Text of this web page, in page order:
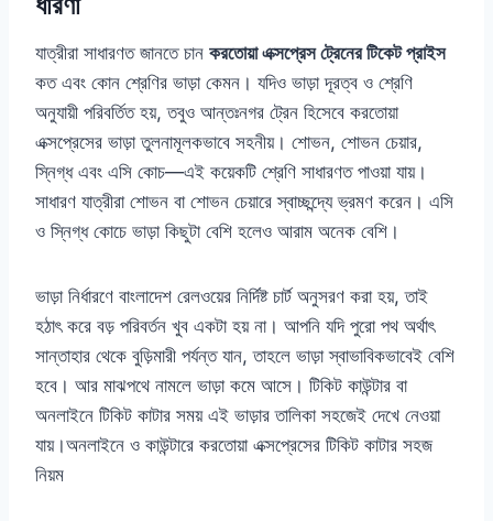
যাত্রীরা সাধারণত জানতে চান করতোয়া এক্সপ্রেস ট্রেনের টিকেট প্রাইস
কত এবং কোন শ্রেণির ভাড়া কেমন। যদিও ভাড়া দূরত্ব ও শ্রেণি
অনুযায়ী পরিবর্তিত হয়, তবুও আন্তঃনগর ট্রেন হিসেবে করতোয়া
এক্সপ্রেসের ভাড়া তুলনামূলকভাবে সহনীয়। শোভন, শোভন চেয়ার,
স্নিগ্ধ এবং এসি কোচ—এই কয়েকটি শ্রেণি সাধারণত পাওয়া যায়।
সাধারণ যাত্রীরা শোভন বা শোভন চেয়ারে স্বাচ্ছন্দ্যে ভ্রমণ করেন। এসি
ও স্নিগ্ধ কোচে ভাড়া কিছুটা বেশি হলেও আরাম অনেক বেশি।
ভাড়া নির্ধারণে বাংলাদেশ রেলওয়ের নির্দিষ্ট চার্ট অনুসরণ করা হয়, তাই
হঠাৎ করে বড় পরিবর্তন খুব একটা হয় না। আপনি যদি পুরো পথ অর্থাৎ
সান্তাহার থেকে বুড়িমারী পর্যন্ত যান, তাহলে ভাড়া স্বাভাবিকভাবেই বেশি
হবে। আর মাঝপথে নামলে ভাড়া কমে আসে। টিকিট কাউন্টার বা
অনলাইনে টিকিট কাটার সময় এই ভাড়ার তালিকা সহজেই দেখে নেওয়া
যায়।অনলাইনে ও কাউন্টারে করতোয়া এক্সপ্রেসের টিকিট কাটার সহজ
নিয়ম